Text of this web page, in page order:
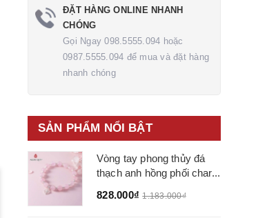
ĐẶT HÀNG ONLINE NHANH
CHÓNG
Gọi Ngay 098.5555.094 hoặc
0987.5555.094 để mua và đặt hàng
nhanh chóng
SẢN PHẨM NỔI BẬT
Vòng tay phong thủy đá
thạch anh hồng phối char...
828.000₫ 1.183.000₫